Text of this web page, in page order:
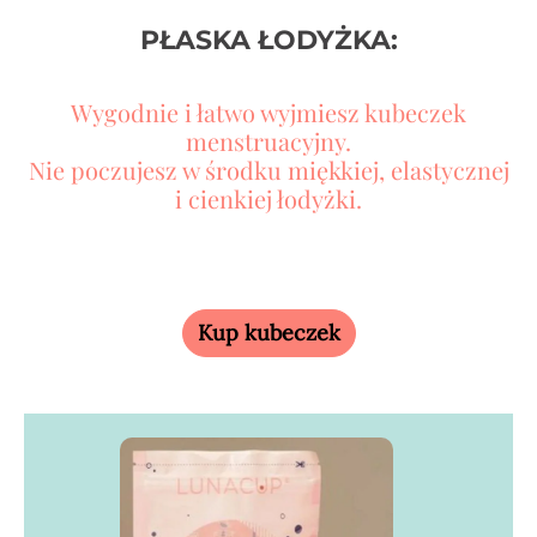
PŁASKA ŁODYŻKA:
Wygodnie i łatwo wyjmiesz kubeczek
menstruacyjny.
Nie poczujesz w środku miękkiej, elastycznej
i cienkiej łodyżki.
Kup kubeczek